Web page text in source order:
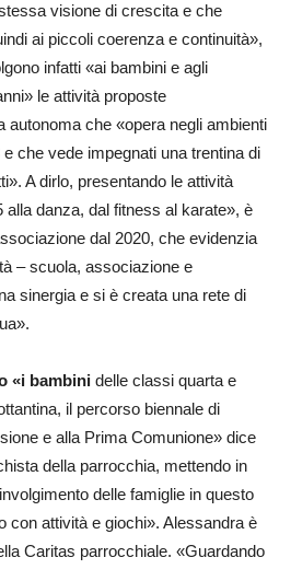
visione di crescita e che
ai piccoli coerenza e continuità»,
infatti «ai bambini e agli
le attività proposte
autonoma che «opera negli ambienti
che vede impegnati una trentina di
A dirlo, presentando le attività
danza, dal fitness al karate», è
dal 2020, che evidenzia
– scuola, associazione e
sinergia e si è creata una rete di
«i bambini delle classi quarta e
il percorso biennale di
e alla Prima Comunione» dice
della parrocchia, mettendo in
delle famiglie in questo
con attività e giochi». Alessandra è
Caritas parrocchiale. «Guardando